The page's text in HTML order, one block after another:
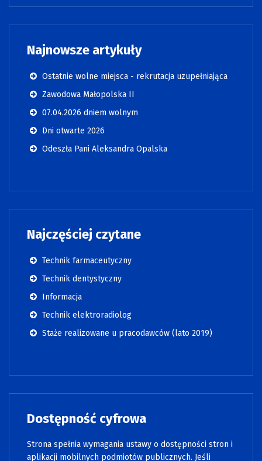
Najnowsze artykuły
Ostatnie wolne miejsca - rekrutacja uzupełniająca
Zawodowa Małopolska II
07.04.2026 dniem wolnym
Dni otwarte 2026
Odeszła Pani Aleksandra Opalska
Najczęściej czytane
Technik farmaceutyczny
Technik dentystyczny
Informacja
Technik elektroradiolog
Staże realizowane u pracodawców (lato 2019)
Dostępność cyfrowa
Strona spełnia wymagania ustawy o dostępności stron i
aplikacji mobilnych podmiotów publicznych. Jeśli